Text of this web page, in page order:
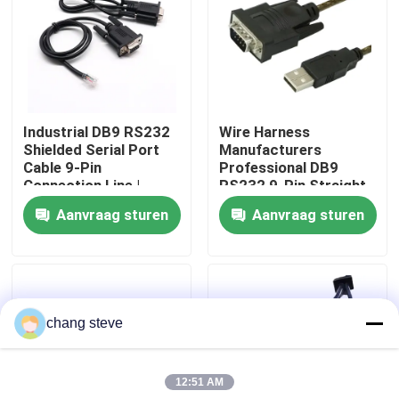
Fabrieksreis
Contacteer ons
nieuws
op maat gemaakte kabelsamenstelling
Industrial DB9 RS232
Shielded Serial Port
Cable 9-Pin
Connection Line |
Cable Assembly Wire
Harness
Manufacturers
Aanvraag sturen
Wire Harness
Manufacturers
Professional DB9
RS232 9-Pin Straight
Or Cross Cable With
Shielded Core Custom
Cable
Aanvraag sturen
chang steve
12:51 AM